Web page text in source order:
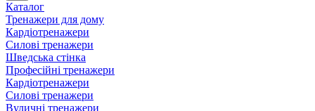
Каталог
Тренажери для дому
Кардіотренажери
Силові тренажери
Шведська стінка
Професійні тренажери
Кардіотренажери
Силові тренажери
Вуличні тренажери